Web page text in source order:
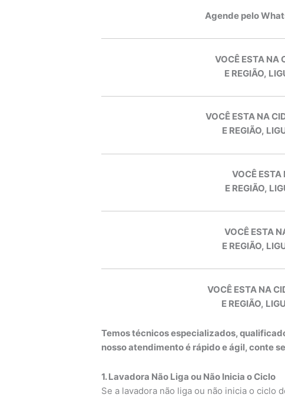
Agende pelo
VOCÊ ESTA NA
E REGIÃO,
VOCÊ ESTA NA
E REGIÃO,
VOCÊ ESTA
E REGIÃO,
VOCÊ ESTA
E REGIÃO,
VOCÊ ESTA NA
E REGIÃO,
Temos técnicos especializados,
nosso atendimento é rápido e ágil, conte
1. Lavadora Não Liga ou Não Inicia o Ciclo
Se a lavadora não liga ou não inicia o ciclo